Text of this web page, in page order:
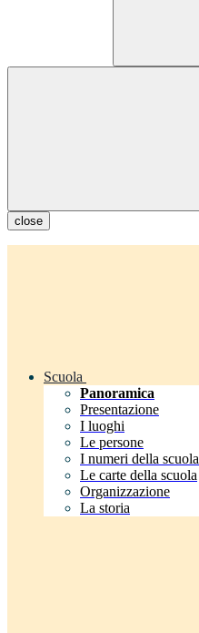
close
Scuola
Panoramica
Presentazione
I luoghi
Le persone
I numeri della scuola
Le carte della scuola
Organizzazione
La storia